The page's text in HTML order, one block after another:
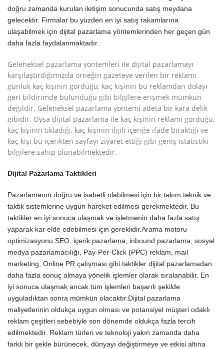
doğru zamanda kurulan iletişim sonucunda satış meydana
gelecektir. Firmalar bu yüzden en iyi satış rakamlarına
ulaşabilmek için dijital pazarlama yöntemlerinden her geçen gün
daha fazla faydalanmaktadır.
Geleneksel pazarlama yöntemleri ile dijital pazarlamayı
karşılaştırdığımızda örneğin gazeteye verilen bir reklamı
günlük kaç kişinin gördüğü, kaç kişinin bu reklamdan dolayı
geri bildirimde bulunduğu gibi bilgilere erişmek mümkün
değildir. Geleneksel pazarlama yöntemi adeta bir kara delik
gibidir. Oysa dijital pazarlama ile kaç kişinin reklamı gördüğü,
kaç kişinin tıkladığı, kaç kişinin ilgili içeriğe ifade bıraktığı ve
kaç kişi bu içerikten sayfayı ziyaret ettiği gibi geniş istatistiki
bilgilere sahip olunabilmektedir.
Dijital Pazarlama Taktikleri
Pazarlamanın doğru ve isabetli olabilmesi için bir takım teknik ve
taktik sistemlerine uygun hareket edilmesi gerekmektedir. Bu
taktikler en iyi sonuca ulaşmak ve işletmenin daha fazla satış
yaparak kar elde edebilmesi için gereklidir.Arama motoru
optimizasyonu SEO, içerik pazarlama, inbound pazarlama, sosyal
medya pazarlamacılığı, Pay-Per-Click (PPC) reklam, mail
marketing, Online PR çalışması gibi taktikler dijital pazarlamadan
daha fazla sonuç almaya yönelik işlemler olarak sıralanabilir. En
iyi sonuca ulaşmak ancak tüm işlemleri başarılı şekilde
uyguladıktan sonra mümkün olacaktır. Dijital pazarlama
maliyetlerinin oldukça uygun olması ve potansiyel müşteri odaklı
reklam çeşitleri sebebiyle son dönemde oldukça fazla tercih
edilmektedir. Reklam türleri ve teknoloji yakın zamanda daha
farklı bir şekle bürünecek, dünyayı değiştirmeye ve etkisi altına